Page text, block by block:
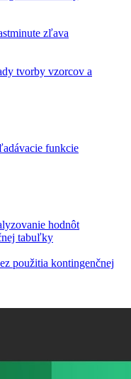
použitia kontingenčnej